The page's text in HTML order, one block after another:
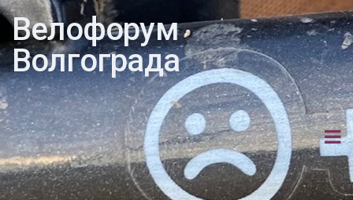
Велофорум
Волгограда